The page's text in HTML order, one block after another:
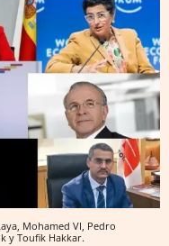
Mohamed VI, Pedro
y Toufik Hakkar.